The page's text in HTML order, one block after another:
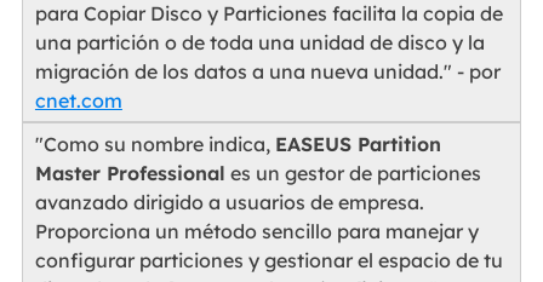
para Copiar Disco y Particiones facilita la copia de
una partición o de toda una unidad de disco y la
migración de los datos a una nueva unidad." - por
cnet.com
"Como su nombre indica, EASEUS Partition
Master Professional es un gestor de particiones
avanzado dirigido a usuarios de empresa.
Proporciona un método sencillo para manejar y
configurar particiones y gestionar el espacio de tu